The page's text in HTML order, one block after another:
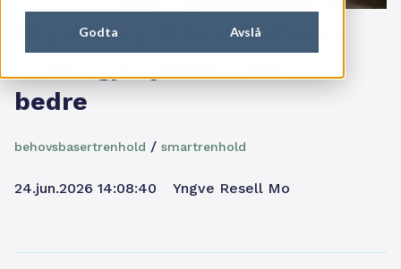
Godta Avslå
KI gjør deg ikke overflødig
bedre
behovsbasertrenhold / smartrenhold
24.jun.2026 14:08:40 Yngve Resell Mo